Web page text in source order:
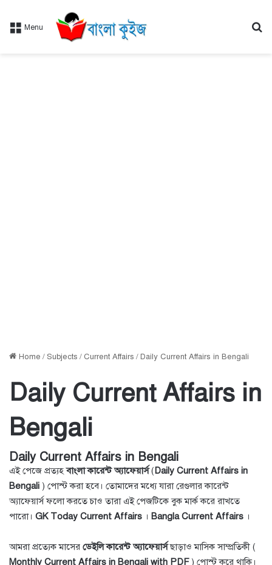
Menu
Home / Subjects / Current Affairs /Daily Current Affairs in Bengali
Daily Current Affairs in
Bengali
Daily Current Affairs in Bengali
এই পেজে প্রত্যহবাংলা কারেন্ট অ্যাফেয়ার্স(Daily Current Affairs in
Bengali ) পোস্ট করা হবে। তোমাদের মধ্যে যারা রেগুলার কারেন্ট
অ্যাফেয়ার্স ফলো করতে চাও তারা এই পেজটিকে বুক মার্ক করে রাখতে
পারো। GK Today Current Affairs । Bangla Current Affairs ।
আমরা প্রত্যেক মাসের ডেইলি কারেন্ট অ্যাফেয়ার্সছাড়াও মাসিক সাম্প্রতিকী (
Monthly Current Affairs in Bengali with PDF) পোস্ট করে থাকি।